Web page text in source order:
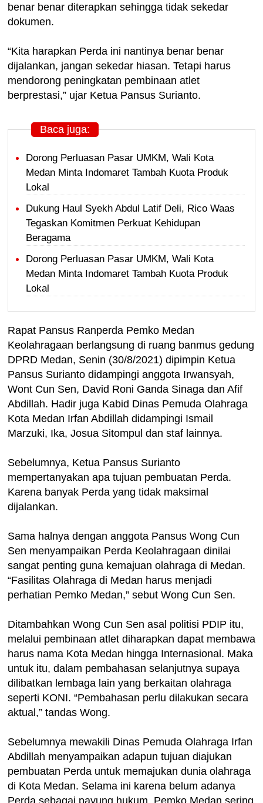
benar benar diterapkan sehingga tidak sekedar
dokumen.
“Kita harapkan Perda ini nantinya benar benar
dijalankan, jangan sekedar hiasan. Tetapi harus
mendorong peningkatan pembinaan atlet
berprestasi,” ujar Ketua Pansus Surianto.
Baca juga:
Dorong Perluasan Pasar UMKM, Wali Kota
Medan Minta Indomaret Tambah Kuota Produk
Lokal
Dukung Haul Syekh Abdul Latif Deli, Rico Waas
Tegaskan Komitmen Perkuat Kehidupan
Beragama
Dorong Perluasan Pasar UMKM, Wali Kota
Medan Minta Indomaret Tambah Kuota Produk
Lokal
Rapat Pansus Ranperda Pemko Medan
Keolahragaan berlangsung di ruang banmus gedung
DPRD Medan, Senin (30/8/2021) dipimpin Ketua
Pansus Surianto didampingi anggota Irwansyah,
Wont Cun Sen, David Roni Ganda Sinaga dan Afif
Abdillah. Hadir juga Kabid Dinas Pemuda Olahraga
Kota Medan Irfan Abdillah didampingi Ismail
Marzuki, Ika, Josua Sitompul dan staf lainnya.
Sebelumnya, Ketua Pansus Surianto
mempertanyakan apa tujuan pembuatan Perda.
Karena banyak Perda yang tidak maksimal
dijalankan.
Sama halnya dengan anggota Pansus Wong Cun
Sen menyampaikan Perda Keolahragaan dinilai
sangat penting guna kemajuan olahraga di Medan.
“Fasilitas Olahraga di Medan harus menjadi
perhatian Pemko Medan,” sebut Wong Cun Sen.
Ditambahkan Wong Cun Sen asal politisi PDIP itu,
melalui pembinaan atlet diharapkan dapat membawa
harus nama Kota Medan hingga Internasional. Maka
untuk itu, dalam pembahasan selanjutnya supaya
dilibatkan lembaga lain yang berkaitan olahraga
seperti KONI. “Pembahasan perlu dilakukan secara
aktual,” tandas Wong.
Sebelumnya mewakili Dinas Pemuda Olahraga Irfan
Abdillah menyampaikan adapun tujuan diajukan
pembuatan Perda untuk memajukan dunia olahraga
di Kota Medan. Selama ini karena belum adanya
Perda sebagai payung hukum, Pemko Medan sering